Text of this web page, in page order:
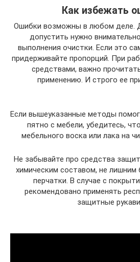
Как избежать
Ошибки возможны в любом деле.
допустить нужно
выполнения очистки. Если это
придерживайте пропорций. При
средствами, важно
применению. И строго ее
Если вышеуказанные методы
пятно с мебели, убедитесь,
мебельного воска или лака на
Не забывайте про средства
химическим составом, не лишним
перчатки. В случае с
рекомендовано применять
защитные